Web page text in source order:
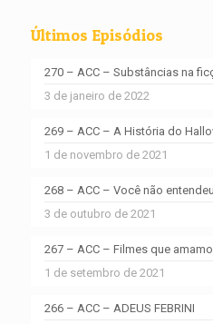
Últimos Episódios
270 – ACC – Substâncias na
3 de janeiro de 2022
269 – ACC – A História do
1 de novembro de 2021
268 – ACC – Você não
3 de outubro de 2021
267 – ACC – Filmes que
1 de setembro de 2021
266 – ACC – ADEUS FEBRINI